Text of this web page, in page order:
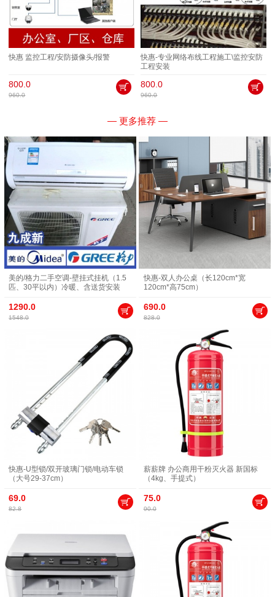
快惠 监控工程/安防摄像头/报警
800.0
960.0
快惠-专业网络布线工程施工\监控安防
工程安装
800.0
960.0
— 更多推荐 —
美的/格力二手空调-壁挂式挂机（1.5
匹、30平以内）冷暖、含送货安装
1290.0
1548.0
快惠-双人办公桌（长120cm*宽
120cm*高75cm）
690.0
828.0
快惠-U型锁/双开玻璃门锁/电动车锁
（大号29-37cm）
69.0
82.8
薪薪牌 办公商用干粉灭火器 新国标
（4kg、手提式）
75.0
90.0